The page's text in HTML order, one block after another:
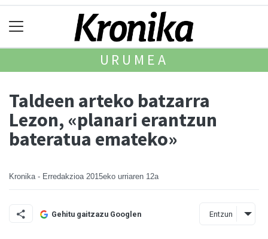
URUMEA
Taldeen arteko batzarra
Lezon, «planari erantzun
bateratua emateko»
Kronika - Erredakzioa 2015eko urriaren 12a
Gehitu gaitzazu Googlen Entzun